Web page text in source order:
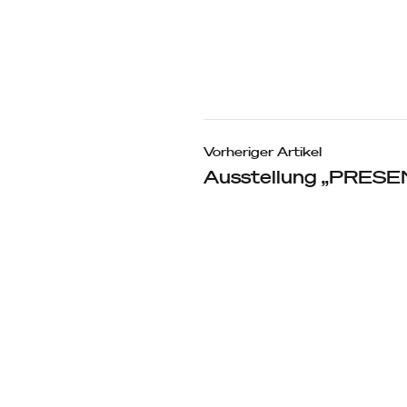
Vorheriger Artikel
Ausstellung